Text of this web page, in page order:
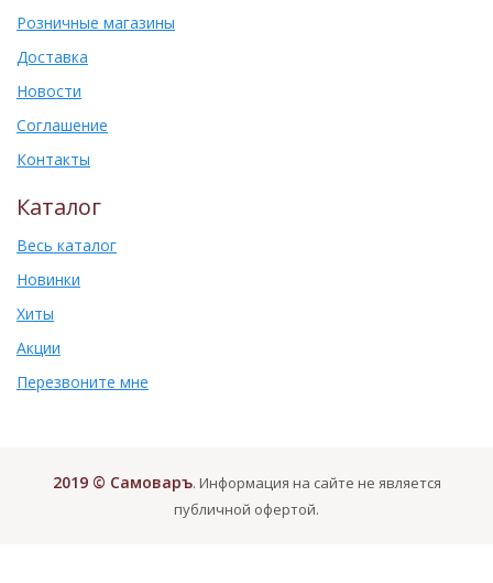
Розничные магазины
Доставка
Новости
Соглашение
Контакты
Каталог
Весь каталог
Новинки
Хиты
Акции
Перезвоните мне
2019 © Самоваръ. Информация на сайте не является
публичной офертой.